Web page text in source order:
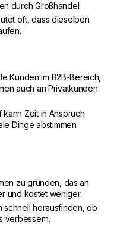
durch Großhandel.
oft, dass dieselben
Kunden im B2B-Bereich,
auch an Privatkunden
kann Zeit in Anspruch
Dinge abstimmen
zu gründen, das an
und kostet weniger.
schnell herausfinden, ob
verbessern.